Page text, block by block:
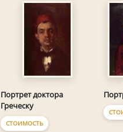
Портрет доктора
Греческу
СТОИМОСТЬ